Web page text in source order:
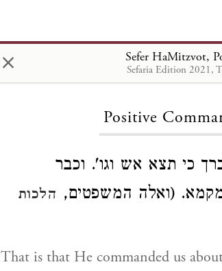
× Sefer HaMitzvot,
Sefaria Edition 2021,
Positive
כי תצא אש וגו'. וכבר
מקמא. (ואלה המשפטים, הלכות
That is that He commanded us